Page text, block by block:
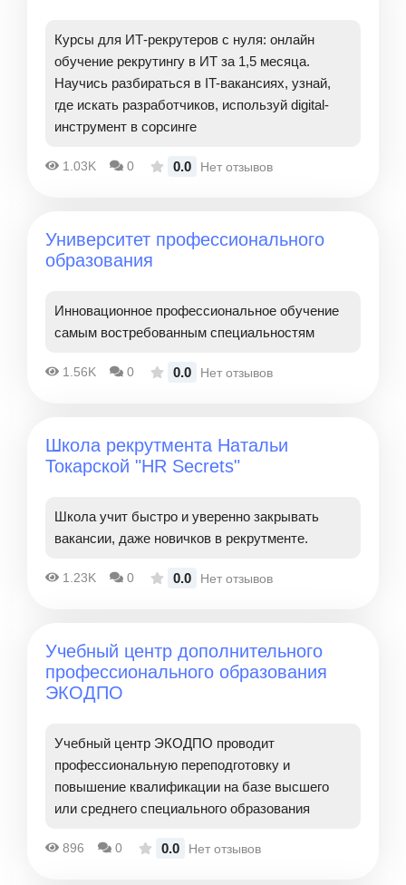
Курсы для ИТ-рекрутеров с нуля: онлайн
обучение рекрутингу в ИТ за 1,5 месяца.
Научись разбираться в IT-вакансиях, узнай,
где искать разработчиков, используй digital-
инструмент в сорсинге
1.03K 0 0.0 Нет отзывов
Университет профессионального
образования
Инновационное профессиональное обучение
самым востребованным специальностям
1.56K 0 0.0 Нет отзывов
Школа рекрутмента Натальи
Токарской "HR Secrets"
Школа учит быстро и уверенно закрывать
вакансии, даже новичков в рекрутменте.
1.23K 0 0.0 Нет отзывов
Учебный центр дополнительного
профессионального образования
ЭКОДПО
Учебный центр ЭКОДПО проводит
профессиональную переподготовку и
повышение квалификации на базе высшего
или среднего специального образования
896 0 0.0 Нет отзывов